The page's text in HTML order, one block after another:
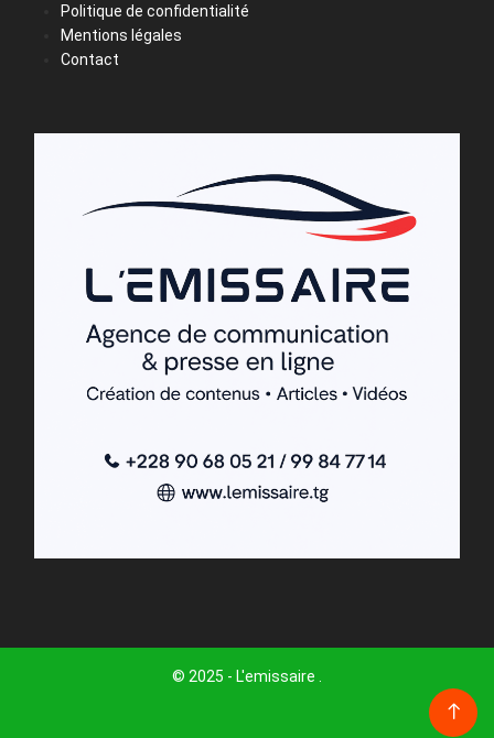
Politique de confidentialité
Mentions légales
Contact
© 2025 - L'emissaire .